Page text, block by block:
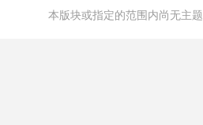
本版块或指定的范围内尚无主题